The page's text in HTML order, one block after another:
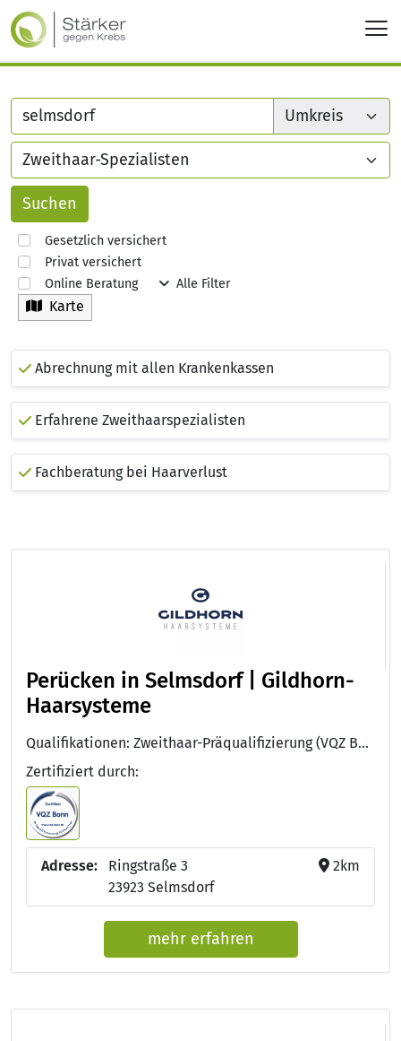
Gesetzlich versichert
Privat versichert
Online Beratung
Alle Filter
Karte
Abrechnung mit allen Krankenkassen
Erfahrene Zweithaarspezialisten
Fachberatung bei Haarverlust
Perücken in Selmsdorf | Gildhorn-
Haarsysteme
Qualifikationen: Zweithaar-Präqualifizierung (VQZ Bonn)
Zertifiziert durch:
Adresse:
Ringstraße 3
23923 Selmsdorf
2km
mehr erfahren